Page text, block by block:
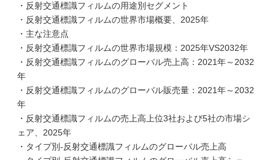
・反射交通標識フィルムの用途別セグメント
・反射交通標識フィルムの世界市場概要、2025年
・主な注意点
・反射交通標識フィルムの世界市場規模：2025年VS2032年
・反射交通標識フィルムのグローバル売上高：2021年～2032
年
・反射交通標識フィルムのグローバル販売量：2021年～2032
年
・反射交通標識フィルムの売上高上位3社および5社の市場シ
ェア、2025年
・タイプ別-反射交通標識フィルムのグローバル売上高